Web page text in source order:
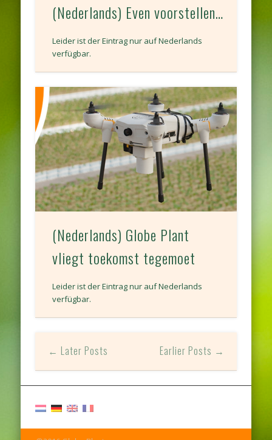
(Nederlands) Even voorstellen…
Leider ist der Eintrag nur auf Nederlands
verfügbar.
(Nederlands) Globe Plant
vliegt toekomst tegemoet
Leider ist der Eintrag nur auf Nederlands
verfügbar.
← Later Posts Earlier Posts →